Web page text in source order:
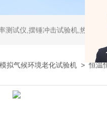
击试验机,热变形维卡试验机,密度测试仪,水平垂直
模拟气候环境老化试验机 >恒温